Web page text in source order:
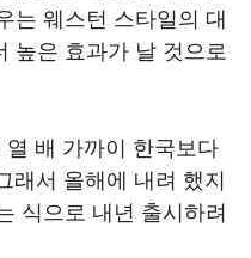
는 웨스턴 스타일의 대
높은 효과가 날 것으로
배 가까이 한국보다
래서 올해에 내려 했지
식으로 내년 출시하려